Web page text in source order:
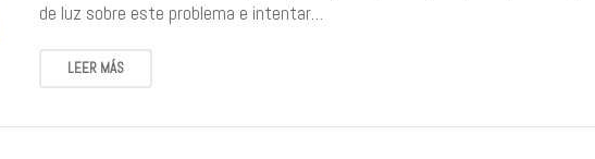
de luz sobre este problema e intentar…
LEER MÁS